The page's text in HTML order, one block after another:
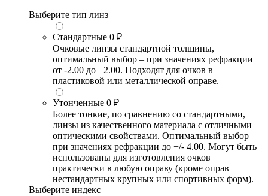
Выберите тип линз
Стандартные 0 ₽
Очковые линзы стандартной толщины,
оптимальный выбор – при значениях рефракции
от -2.00 до +2.00. Подходят для очков в
пластиковой или металлической оправе.
Утонченные 0 ₽
Более тонкие, по сравнению со стандартными,
линзы из качественного материала с отличными
оптическими свойствами. Оптимальный выбор
при значениях рефракции до +/- 4.00. Могут быть
использованы для изготовления очков
практически в любую оправу (кроме оправ
нестандартных крупных или спортивных форм).
Выберите индекс